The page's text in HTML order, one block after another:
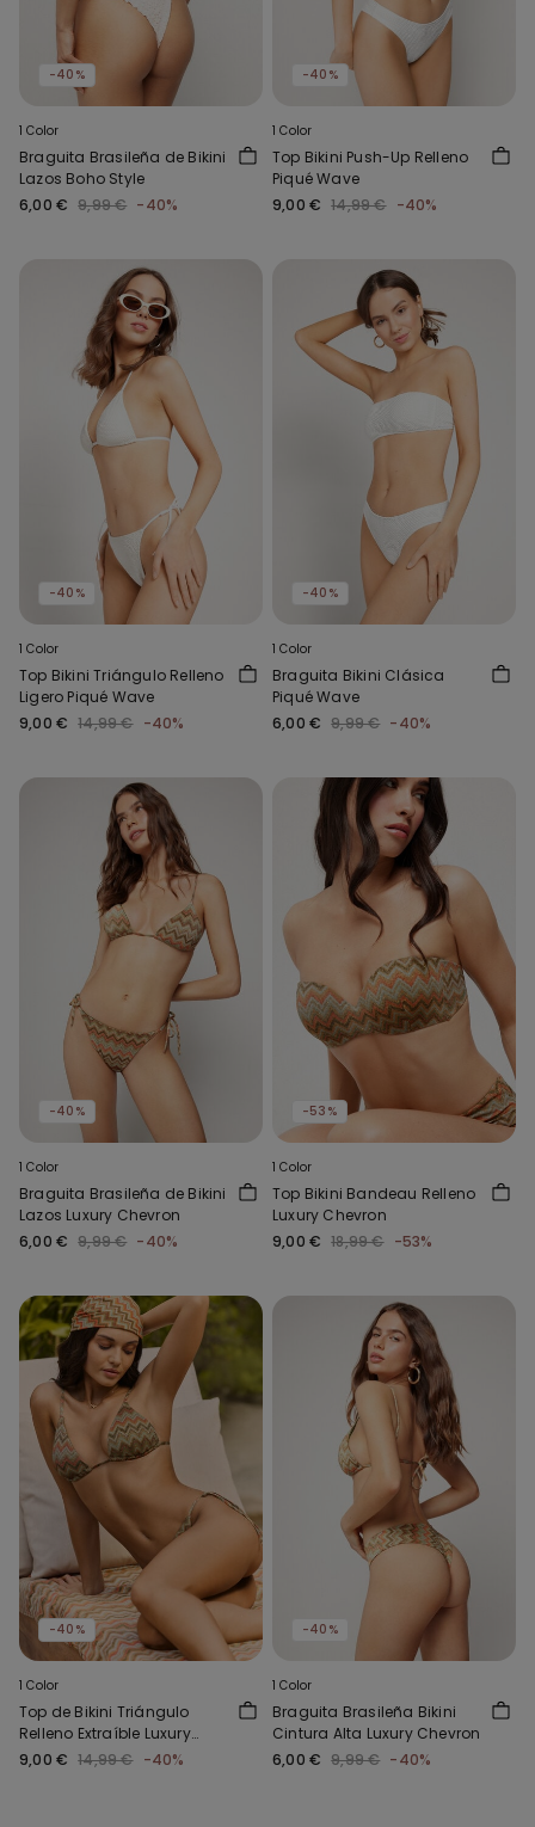
-40%
1 Color
Braguita Brasileña de Bikini
Lazos Boho Style
6,00 € 9,99 € -40%
-40%
1 Color
Top Bikini Push-Up Relleno
Piqué Wave
9,00 € 14,99 € -40%
-40%
1 Color
Top Bikini Triángulo Relleno
Ligero Piqué Wave
9,00 € 14,99 € -40%
-40%
1 Color
Braguita Bikini Clásica
Piqué Wave
6,00 € 9,99 € -40%
-40%
1 Color
Braguita Brasileña de Bikini
Lazos Luxury Chevron
6,00 € 9,99 € -40%
-53%
1 Color
Top Bikini Bandeau Relleno
Luxury Chevron
9,00 € 18,99 € -53%
-40%
1 Color
Top de Bikini Triángulo
Relleno Extraíble Luxury
Chevron
9,00 € 14,99 € -40%
-40%
1 Color
Braguita Brasileña Bikini
Cintura Alta Luxury Chevron
6,00 € 9,99 € -40%